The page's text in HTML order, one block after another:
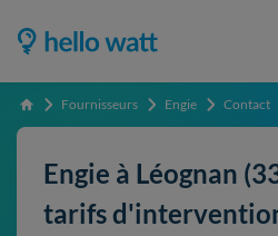
Accueil Fournisseurs Engie Contact
Engie à Léognan
tarifs